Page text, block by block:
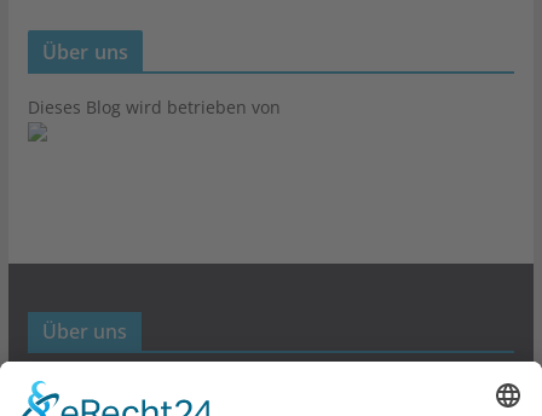
Über uns
Dieses Blog wird betrieben von
Über uns
Werbund- und Marketing Blog